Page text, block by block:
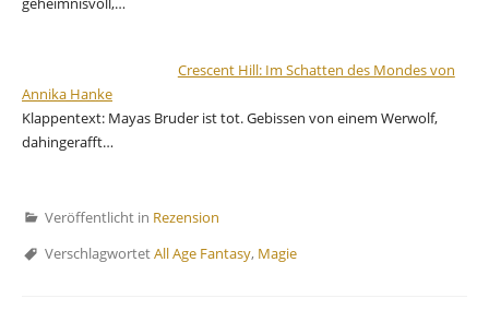
Crescent Hill: Im Schatten des Mondes von
Annika Hanke
Klappentext: Mayas Bruder ist tot. Gebissen von einem Werwolf,
dahingerafft…
Veröffentlicht in Rezension
VerschlagwortetAll Age Fantasy, Magie